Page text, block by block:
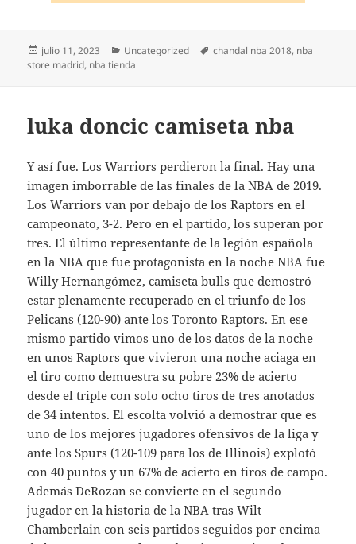
Publicado
el
julio 11, 2023 Categorías
Uncategorized Etiquetas
chandal nba 2018, nba
store madrid, nba tienda
luka doncic camiseta nba
Y así fue. Los Warriors perdieron la final. Hay una
imagen imborrable de las finales de la NBA de 2019.
Los Warriors van por debajo de los Raptors en el
campeonato, 3-2. Pero en el partido, los superan por
tres. El último representante de la legión española
en la NBA que fue protagonista en la noche NBA fue
Willy Hernangómez,camiseta bulls que demostró
estar plenamente recuperado en el triunfo de los
Pelicans (120-90) ante los Toronto Raptors. En ese
mismo partido vimos uno de los datos de la noche
en unos Raptors que vivieron una noche aciaga en
el tiro como demuestra su pobre 23% de acierto
desde el triple con solo ocho tiros de tres anotados
de 34 intentos. El escolta volvió a demostrar que es
uno de los mejores jugadores ofensivos de la liga y
ante los Spurs (120-109 para los de Illinois) explotó
con 40 puntos y un 67% de acierto en tiros de campo.
Además DeRozan se convierte en el segundo
jugador en la historia de la NBA tras Wilt
Chamberlain con seis partidos seguidos por encima